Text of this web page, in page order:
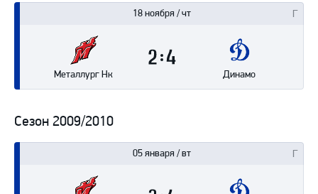
18 ноября / чт
Металлург Нк
2
Динамо
4
Сезон 2009/2010
05 января / вт